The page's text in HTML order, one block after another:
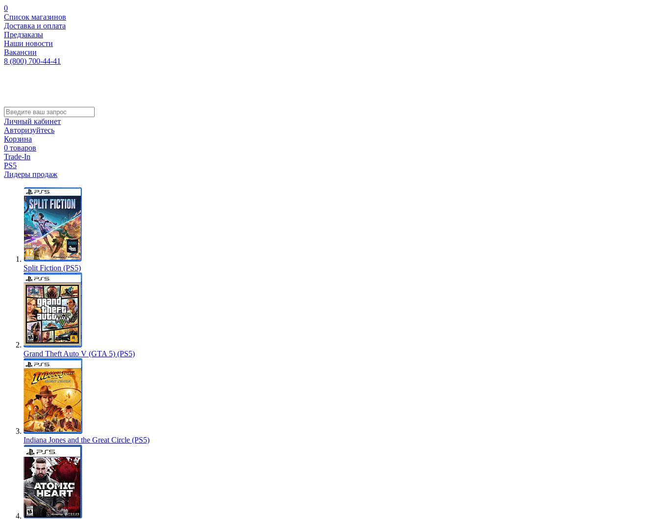
0
Список магазинов
Доставка и оплата
Предзаказы
Наши новости
Вакансии
8 (800) 700-44-41
Личный кабинет
Авторизуйтесь
Корзина
0 товаров
Trade-In
PS5
Лидеры продаж
Split Fiction (PS5)
Grand Theft Auto V (GTA 5) (PS5)
Indiana Jones and the Great Circle (PS5)